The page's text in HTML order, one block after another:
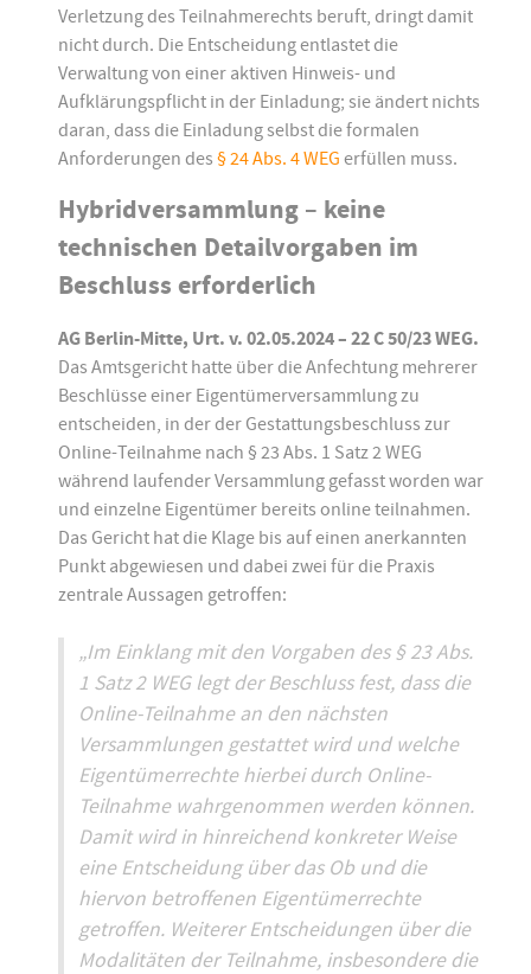
Verletzung des Teilnahmerechts beruft, dringt damit
nicht durch. Die Entscheidung entlastet die
Verwaltung von einer aktiven Hinweis- und
Aufklärungspflicht in der Einladung; sie ändert nichts
daran, dass die Einladung selbst die formalen
Anforderungen des § 24 Abs. 4 WEG erfüllen muss.
Hybridversammlung – keine
technischen Detailvorgaben im
Beschluss erforderlich
AG Berlin-Mitte, Urt. v. 02.05.2024 – 22 C 50/23 WEG.
Das Amtsgericht hatte über die Anfechtung mehrerer
Beschlüsse einer Eigentümerversammlung zu
entscheiden, in der der Gestattungsbeschluss zur
Online-Teilnahme nach § 23 Abs. 1 Satz 2 WEG
während laufender Versammlung gefasst worden war
und einzelne Eigentümer bereits online teilnahmen.
Das Gericht hat die Klage bis auf einen anerkannten
Punkt abgewiesen und dabei zwei für die Praxis
zentrale Aussagen getroffen:
„Im Einklang mit den Vorgaben des § 23 Abs.
1 Satz 2 WEG legt der Beschluss fest, dass die
Online-Teilnahme an den nächsten
Versammlungen gestattet wird und welche
Eigentümerrechte hierbei durch Online-
Teilnahme wahrgenommen werden können.
Damit wird in hinreichend konkreter Weise
eine Entscheidung über das Ob und die
hiervon betroffenen Eigentümerrechte
getroffen. Weiterer Entscheidungen über die
Modalitäten der Teilnahme, insbesondere die